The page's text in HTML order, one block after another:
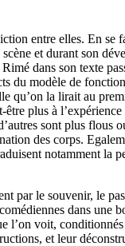
entre elles. En
et durant son
dans son texte
du modèle de
qu’on la lirait au
plus à
sont plus
des corps.
notamment
par le souvenir, le
dans
l’on voit,
et leur